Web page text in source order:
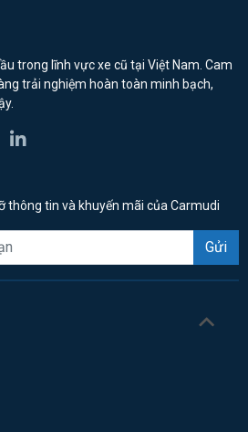
trong lĩnh vực xe cũ tại Việt Nam. Cam
trải nghiệm hoàn toàn minh bạch,
thông tin và khuyến mãi của Carmudi
Gửi